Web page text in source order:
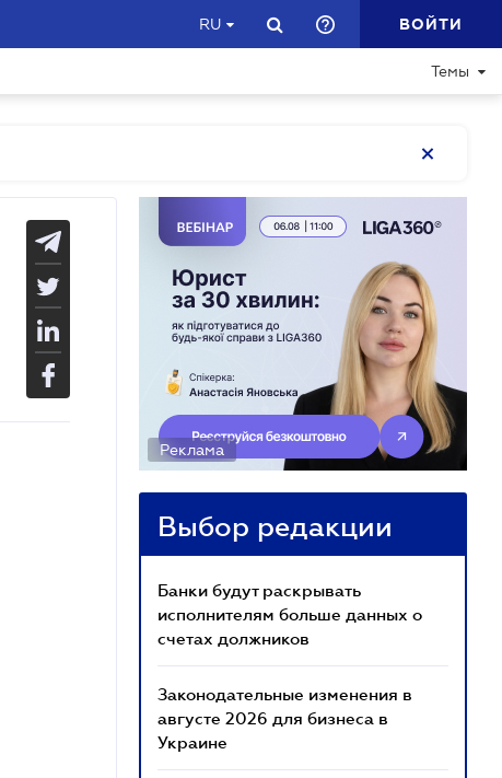
RU ВОЙТИ
Темы
Реклама
Выбор редакции
Банки будут раскрывать
исполнителям больше данных о
счетах должников
Законодательные изменения в
августе 2026 для бизнеса в
Украине